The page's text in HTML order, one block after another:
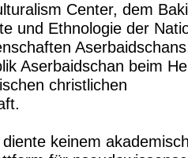
Center, dem
und Ethnologie der
Aserbaidschan beim
christlichen
keinem